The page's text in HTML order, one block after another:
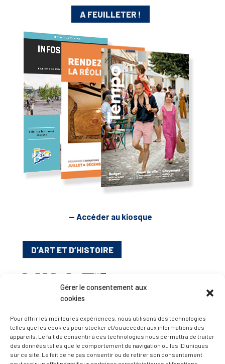
Gérer le consentement aux
cookies
Pour offrir les meilleures expériences, nous utilisons des technologies
telles que les cookies pour stocker et/ou accéder aux informations des
appareils. Le fait de consentir à ces technologies nous permettra de traiter
des données telles que le comportement de navigation ou les ID uniques
sur ce site. Le fait de ne pas consentir ou de retirer son consentement
A FEUILLETER !
— Accéder au kiosque
D’ART ET D’HISTOIRE